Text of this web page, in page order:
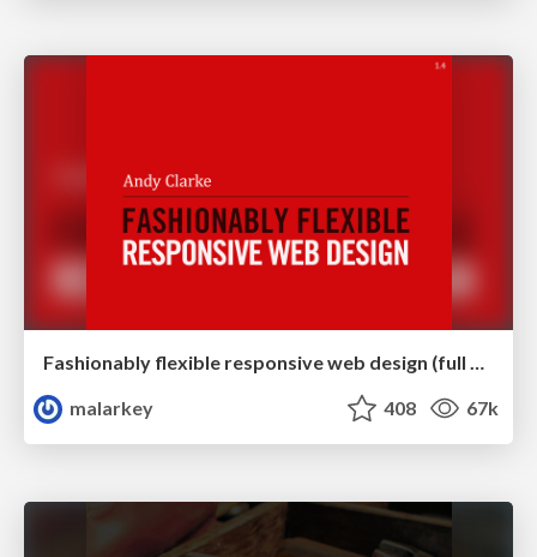
Fashionably flexible responsive web design (full day workshop)
malarkey
408 67k